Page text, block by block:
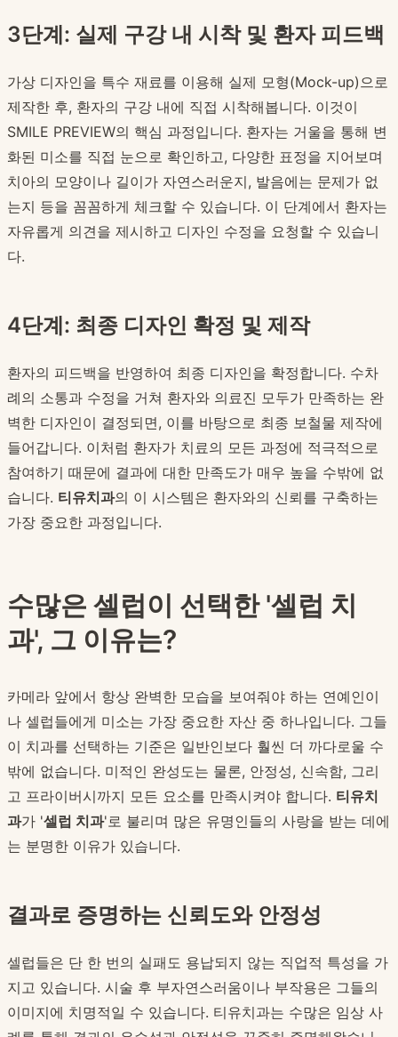
3단계: 실제 구강 내 시착 및 환자 피드백
가상 디자인을 특수 재료를 이용해 실제 모형(Mock-up)으로
제작한 후, 환자의 구강 내에 직접 시착해봅니다. 이것이
SMILE PREVIEW의 핵심 과정입니다. 환자는 거울을 통해 변
화된 미소를 직접 눈으로 확인하고, 다양한 표정을 지어보며
치아의 모양이나 길이가 자연스러운지, 발음에는 문제가 없
는지 등을 꼼꼼하게 체크할 수 있습니다. 이 단계에서 환자는
자유롭게 의견을 제시하고 디자인 수정을 요청할 수 있습니
다.
4단계: 최종 디자인 확정 및 제작
환자의 피드백을 반영하여 최종 디자인을 확정합니다. 수차
례의 소통과 수정을 거쳐 환자와 의료진 모두가 만족하는 완
벽한 디자인이 결정되면, 이를 바탕으로 최종 보철물 제작에
들어갑니다. 이처럼 환자가 치료의 모든 과정에 적극적으로
참여하기 때문에 결과에 대한 만족도가 매우 높을 수밖에 없
습니다. 티유치과의 이 시스템은 환자와의 신뢰를 구축하는
가장 중요한 과정입니다.
수많은 셀럽이 선택한 '셀럽 치
과', 그 이유는?
카메라 앞에서 항상 완벽한 모습을 보여줘야 하는 연예인이
나 셀럽들에게 미소는 가장 중요한 자산 중 하나입니다. 그들
이 치과를 선택하는 기준은 일반인보다 훨씬 더 까다로울 수
밖에 없습니다. 미적인 완성도는 물론, 안정성, 신속함, 그리
고 프라이버시까지 모든 요소를 만족시켜야 합니다. 티유치
과가 '셀럽 치과'로 불리며 많은 유명인들의 사랑을 받는 데에
는 분명한 이유가 있습니다.
결과로 증명하는 신뢰도와 안정성
셀럽들은 단 한 번의 실패도 용납되지 않는 직업적 특성을 가
지고 있습니다. 시술 후 부자연스러움이나 부작용은 그들의
이미지에 치명적일 수 있습니다. 티유치과는 수많은 임상 사